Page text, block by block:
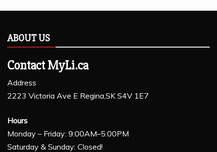
ABOUT US
Contact MyLi.ca
Address
2223 Victoria Ave E Regina,SK S4V 1E7
Hours
Monday – Friday: 9:00AM–5:00PM
Saturday & Sunday: Closed!